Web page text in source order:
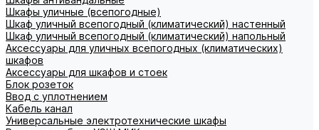
Шкафы уличные (всепогодные)
Шкаф уличный всепогодный (климатический) настенный
Шкаф уличный всепогодный (климатический) напольный
Аксессуары для уличных всепогодных (климатических)
шкафов
Аксессуары для шкафов и стоек
Блок розеток
Ввод с уплотнением
Кабель канал
Универсальные электротехнические шкафы